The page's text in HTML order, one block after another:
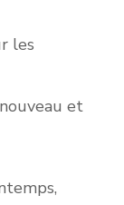
les
et